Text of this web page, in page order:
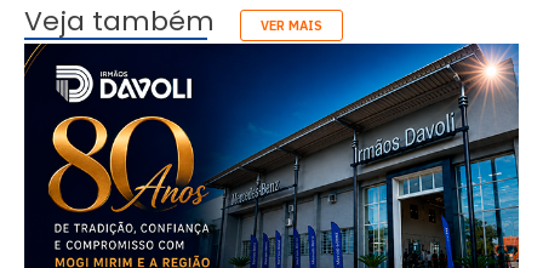
Veja também VER MAIS